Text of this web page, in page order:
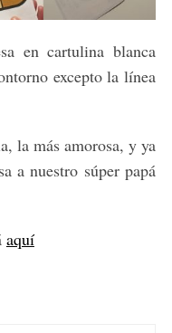
en cartulina blanca
excepto la línea
la más amorosa, y ya
a nuestro súper papá
aquí